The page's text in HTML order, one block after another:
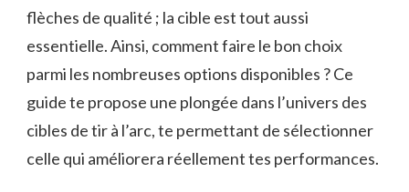
flèches de qualité ; la cible est tout aussi
essentielle. Ainsi, comment faire le bon choix
parmi les nombreuses options disponibles ? Ce
guide te propose une plongée dans l’univers des
cibles de tir à l’arc, te permettant de sélectionner
celle qui améliorera réellement tes performances.